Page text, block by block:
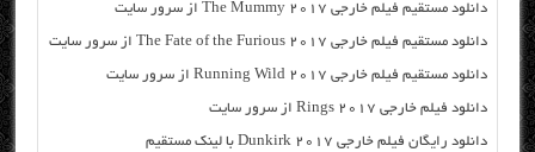
دانلود مستقیم فیلم خارجی The Mummy 2017 از سرور سایت
دانلود مستقیم فیلم خارجی The Fate of the Furious 2017 از سرور سایت
دانلود مستقیم فیلم خارجی Running Wild 2017 از سرور سایت
دانلود فیلم خارجی Rings 2017 از سرور سایت
دانلود رایگان فیلم خارجی Dunkirk 2017 با لینک مستقیم